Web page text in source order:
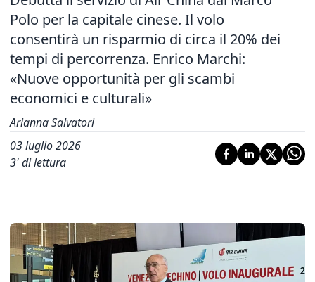
Polo per la capitale cinese. Il volo
consentirà un risparmio di circa il 20% dei
tempi di percorrenza. Enrico Marchi:
«Nuove opportunità per gli scambi
economici e culturali»
Arianna Salvatori
03 luglio 2026
3' di lettura